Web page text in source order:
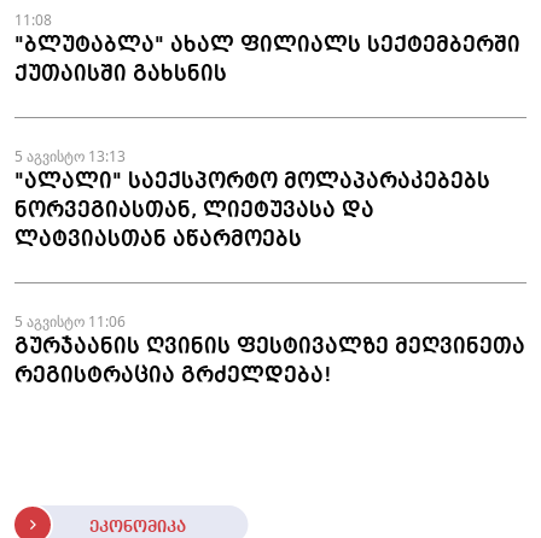
11:08
"ბლუტაბლა" ახალ ფილიალს სექტემბერში
ქუთაისში გახსნის
5 აგვისტო 13:13
"ალალი" საექსპორტო მოლაპარაკებებს
ნორვეგიასთან, ლიეტუვასა და
ლატვიასთან აწარმოებს
5 აგვისტო 11:06
გურჯაანის ღვინის ფესტივალზე მეღვინეთა
რეგისტრაცია გრძელდება!
ეკონომიკა